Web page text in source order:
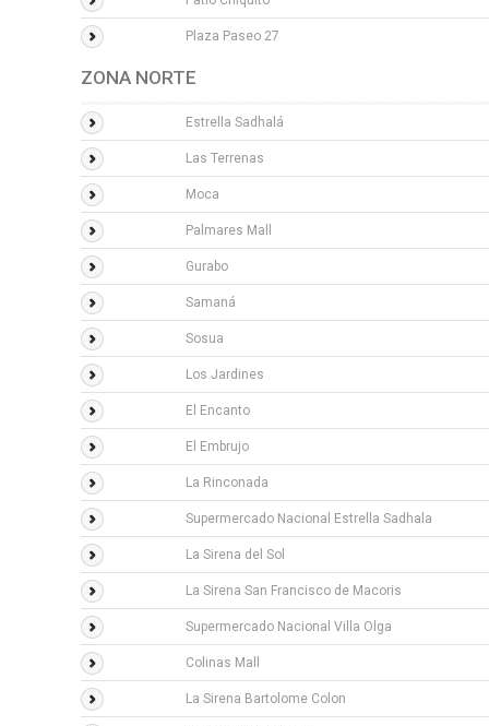
Plaza Paseo 27
ZONA NORTE
Estrella Sadhalá
Las Terrenas
Moca
Palmares Mall
Gurabo
Samaná
Sosua
Los Jardines
El Encanto
El Embrujo
La Rinconada
Supermercado Nacional Estrella Sadhala
La Sirena del Sol
La Sirena San Francisco de Macoris
Supermercado Nacional Villa Olga
Colinas Mall
La Sirena Bartolome Colon